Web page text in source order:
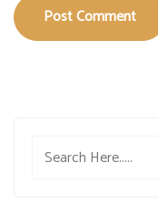
Post Comment